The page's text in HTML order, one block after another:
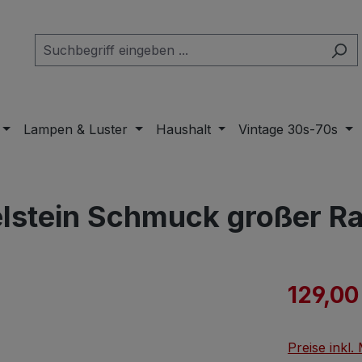
Lampen & Luster Haushalt Vintage 30s-70s
Schmuck großer
Preise inkl.